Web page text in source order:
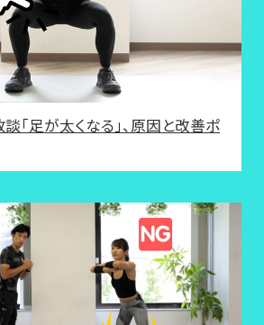
「足が太くなる」、原因と改善ポ